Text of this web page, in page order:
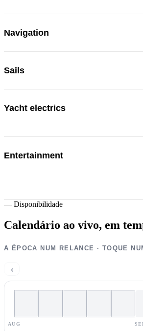
Navigation
Sails
Yacht electrics
Entertainment
— Disponibilidade
Calendário ao vivo, em
A ÉPOCA NUM RELANCE · TOQUE
‹
AUG